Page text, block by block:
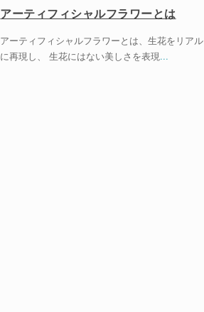
アーティフィシャルフラワーとは
アーティフィシャルフラワーとは、生花をリアル
に再現し、 生花にはない美しさを表現...